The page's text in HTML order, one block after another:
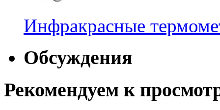
Инфракрасные
Обсуждения
Рекомендуем к